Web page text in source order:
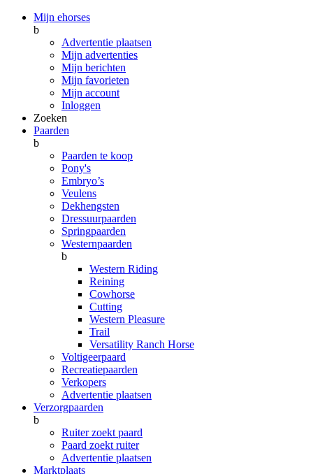
Mijn ehorses
b
Advertentie plaatsen
Mijn advertenties
Mijn berichten
Mijn favorieten
Mijn account
Inloggen
Zoeken
Paarden
b
Paarden te koop
Pony's
Embryo’s
Veulens
Dekhengsten
Dressuurpaarden
Springpaarden
Westernpaarden
b
Western Riding
Reining
Cowhorse
Cutting
Western Pleasure
Trail
Versatility Ranch Horse
Voltigeerpaard
Recreatiepaarden
Verkopers
Advertentie plaatsen
Verzorgpaarden
b
Ruiter zoekt paard
Paard zoekt ruiter
Advertentie plaatsen
Marktplaats